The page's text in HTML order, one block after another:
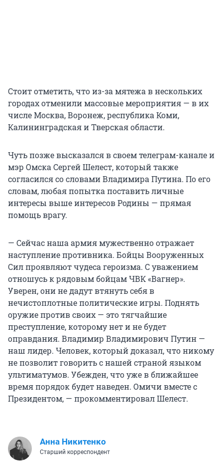
Стоит отметить, что из-за мятежа в нескольких
городах отменили массовые мероприятия — в их
числе Москва, Воронеж, республика Коми,
Калининградская и Тверская области.
Чуть позже высказался в своем телеграм-канале и
мэр Омска Сергей Шелест, который также
согласился со словами Владимира Путина. По его
словам, любая попытка поставить личные
интересы выше интересов Родины — прямая
помощь врагу.
— Сейчас наша армия мужественно отражает
наступление противника. Бойцы Вооруженных
Сил проявляют чудеса героизма. С уважением
отношусь к рядовым бойцам ЧВК «Вагнер».
Уверен, они не дадут втянуть себя в
нечистоплотные политические игры. Поднять
оружие против своих — это тягчайшие
преступление, которому нет и не будет
оправдания. Владимир Владимирович Путин —
наш лидер. Человек, который доказал, что никому
не позволит говорить с нашей страной языком
ультиматумов. Убежден, что уже в ближайшее
время порядок будет наведен. Омичи вместе с
Президентом, — прокомментировал Шелест.
Анна Никитенко
Старший корреспондент